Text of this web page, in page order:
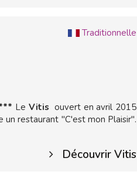
Traditionnelle
Le Vitis ouvert en avril 2015
un restaurant "C'est mon Plaisir".
Découvrir Vitis